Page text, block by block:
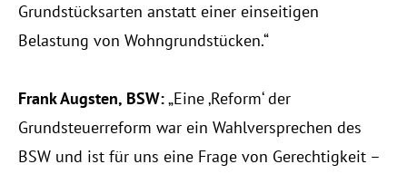
Grundstücksarten anstatt einer einseitigen
Belastung von Wohngrundstücken.“
Frank Augsten, BSW: „Eine ‚Reform‘ der
Grundsteuerreform war ein Wahlversprechen des
BSW und ist für uns eine Frage von Gerechtigkeit –